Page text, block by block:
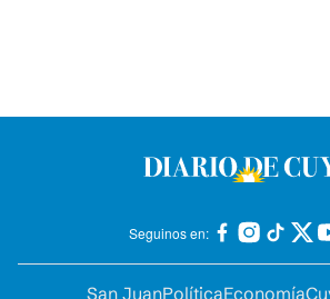
Seguinos en:
San JuanPolíticaEconomía